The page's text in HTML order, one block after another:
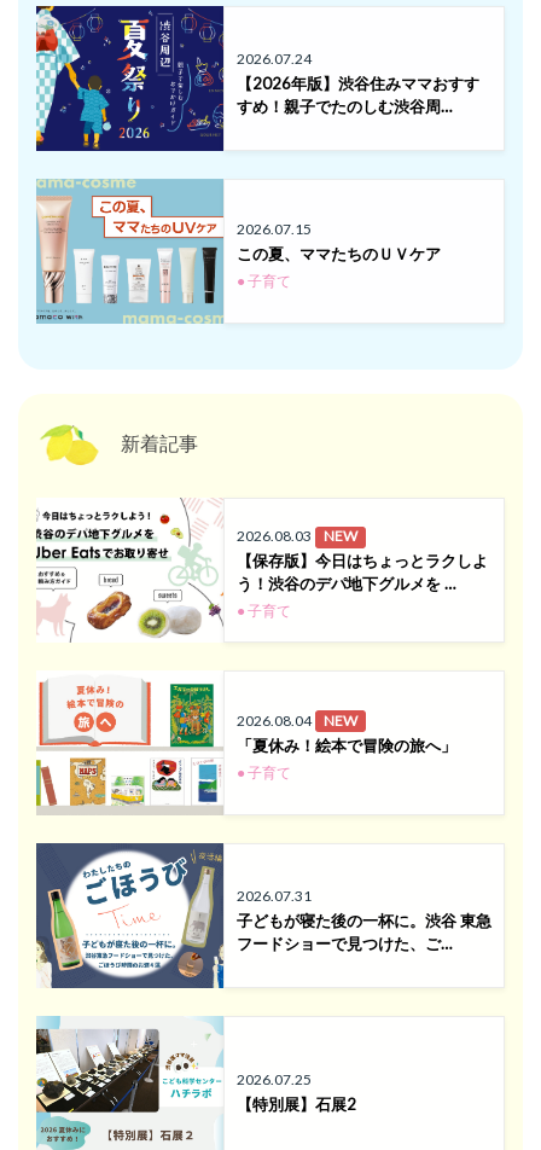
2026.07.24
【2026年版】渋谷住みママおすす
すめ！親子でたのしむ渋谷周…
2026.07.15
この夏、ママたちのＵＶケア
● 子育て
新着記事
2026.08.03 NEW
【保存版】今日はちょっとラクしよ
う！渋谷のデパ地下グルメを …
● 子育て
2026.08.04 NEW
「夏休み！絵本で冒険の旅へ」
● 子育て
2026.07.31
子どもが寝た後の一杯に。渋谷 東急
フードショーで見つけた、ご…
2026.07.25
【特別展】石展2